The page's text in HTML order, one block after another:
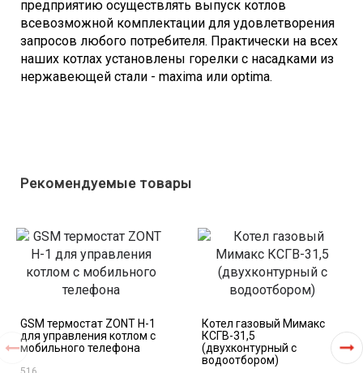
предприятию осуществлять выпуск котлов
всевозможной комплектации для удовлетворения
запросов любого потребителя. Практически на всех
наших котлах установлены горелки с насадками из
нержавеющей стали - maxima или optima.
Рекомендуемые товары
GSM термостат ZONT H-1
для управления котлом с
мобильного телефона
Котел газовый Мимакс
КСГВ-31,5
(двухконтурный с
водоотбором)